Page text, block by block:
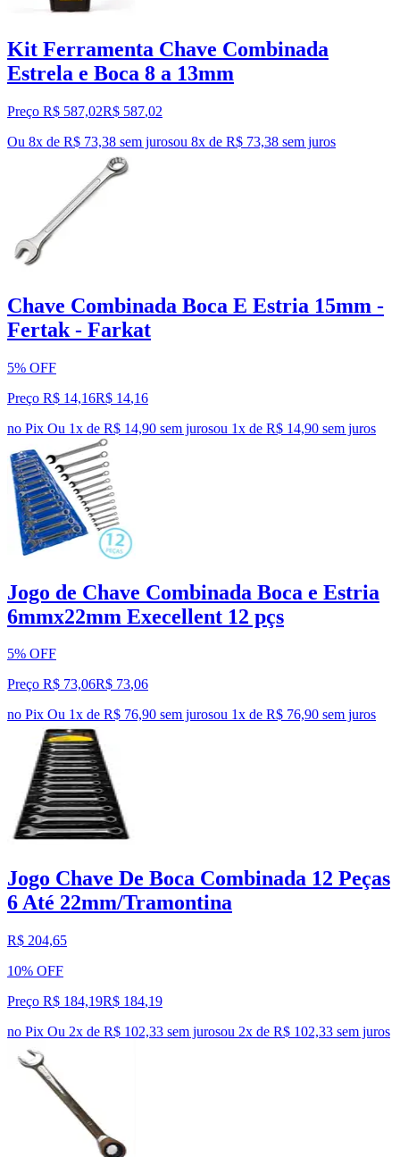
Kit Ferramenta Chave Combinada
Estrela e Boca 8 a 13mm
Preço R$ 587,02R$ 587,02
Ou 8x de R$ 73,38 sem jurosou 8x de R$ 73,38 sem juros
Chave Combinada Boca E Estria 15mm -
Fertak - Farkat
5% OFF
Preço R$ 14,16R$ 14,16
no Pix Ou 1x de R$ 14,90 sem jurosou 1x de R$ 14,90 sem juros
Jogo de Chave Combinada Boca e Estria
6mmx22mm Execellent 12 pçs
5% OFF
Preço R$ 73,06R$ 73,06
no Pix Ou 1x de R$ 76,90 sem jurosou 1x de R$ 76,90 sem juros
Jogo Chave De Boca Combinada 12 Peças
6 Até 22mm/Tramontina
R$ 204,65
10% OFF
Preço R$ 184,19R$ 184,19
no Pix Ou 2x de R$ 102,33 sem jurosou 2x de R$ 102,33 sem juros